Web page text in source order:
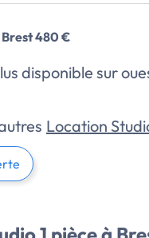
480 €
disponible sur
Location